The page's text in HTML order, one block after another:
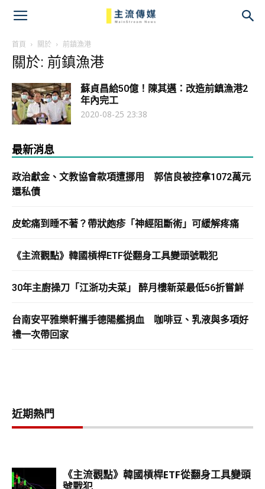
首頁 關於 前鎮漁港
關於: 前鎮漁港
蘇貞昌給50億！陳其邁：改造前鎮漁港2
年內完工
2020-08-25 23:38
最新消息
政治獻金、文教協會款項遭挪用 郭信良被控拿1072萬元
還私債
皮蛇痛到睡不著？帶狀皰疹「神經阻斷術」可緩解疼痛
《主流觀點》韓國槓桿ETF從翻身工具變頭號戰犯
30年主廚操刀「江浙功夫菜」 醉月樓新菜最低56折嘗鮮
台南安平雅樂軒攜手德陽艦捐血 咖啡豆、乳液與多項好
禮一次帶回家
近期熱門